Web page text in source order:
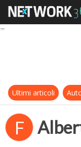
Ultimi articoli
F